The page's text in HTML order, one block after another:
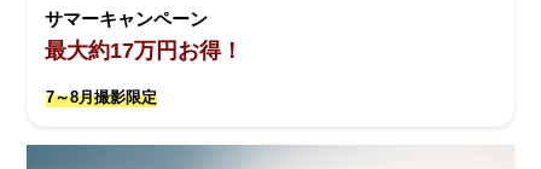
サマーキャンペーン
最大約17万円お得！
7～8月撮影限定